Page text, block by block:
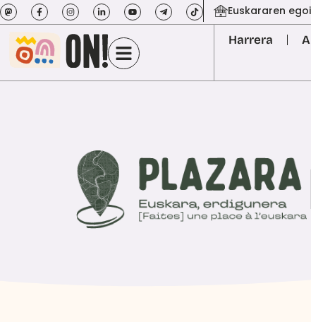
Euskararen
Harrera